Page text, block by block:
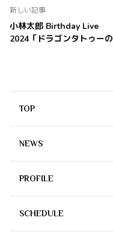
新しい記事
小林太郎 Birthday Live
2024「ドラゴンタトゥーの
TOP
NEWS
PROFILE
SCHEDULE